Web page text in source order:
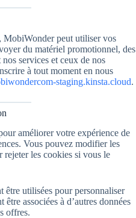
MobiWonder peut utiliser vos
du matériel promotionnel, des
services et ceux de nos
à tout moment en nous
staging.kinsta.cloud.
améliorer votre expérience de
Vous pouvez modifier les
rejeter les cookies si vous le
être utilisées pour personnaliser
associées à d’autres données
offres.